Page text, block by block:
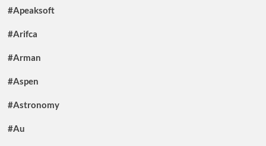
#Apeaksoft
#Arifca
#Arman
#Aspen
#Astronomy
#Au